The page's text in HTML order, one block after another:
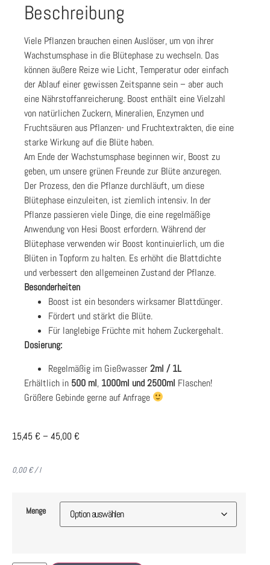
Beschreibung
Viele Pflanzen brauchen einen Auslöser, um von ihrer
Wachstumsphase in die Blütephase zu wechseln. Das
können äußere Reize wie Licht, Temperatur oder einfach
der Ablauf einer gewissen Zeitspanne sein – aber auch
eine Nährstoffanreicherung. Boost enthält eine Vielzahl
von natürlichen Zuckern, Mineralien, Enzymen und
Fruchtsäuren aus Pflanzen- und Fruchtextrakten, die eine
starke Wirkung auf die Blüte haben.
Am Ende der Wachstumsphase beginnen wir, Boost zu
geben, um unsere grünen Freunde zur Blüte anzuregen.
Der Prozess, den die Pflanze durchläuft, um diese
Blütephase einzuleiten, ist ziemlich intensiv. In der
Pflanze passieren viele Dinge, die eine regelmäßige
Anwendung von Hesi Boost erfordern. Während der
Blütephase verwenden wir Boost kontinuierlich, um die
Blüten in Topform zu halten. Es erhöht die Blattdichte
und verbessert den allgemeinen Zustand der Pflanze.
Besonderheiten
Boost ist ein besonders wirksamer Blattdünger.
Fördert und stärkt die Blüte.
Für langlebige Früchte mit hohem Zuckergehalt.
Dosierung:
Regelmäßig im Gießwasser2ml / 1L
Erhältlich in 500 ml, 1000ml und 2500ml Flaschen!
Größere Gebinde gerne auf Anfrage
15,45€ – 45,00€
0,00€/l
Menge